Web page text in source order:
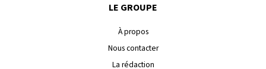
LE GROUPE
À propos
Nous contacter
La rédaction